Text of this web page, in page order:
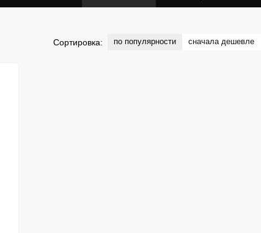
Сортировка: по популярности сначала дешевле